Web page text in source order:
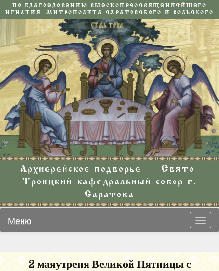
ПО БЛАГОСЛОВЕНИЮ ВЫСОКОПРЕОСВЯЩЕННЕЙШЕГО
ИГНАТИЯ, МИТРОПОЛИТА САРАТОВСКОГО И ВОЛЬСКОГО
Архиерейское подворье — Свято-
Троицкий кафедральный собор г.
Саратова
Меню
2 маяутреня Великой Пятницы с